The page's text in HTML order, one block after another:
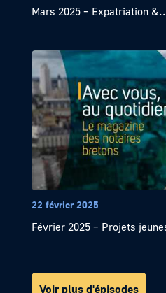
Mars 2025 – Expatriation
22 février 2025
Février 2025 – Projets
Voir plus d'épisodes